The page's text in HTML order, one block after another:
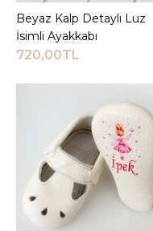
Sepete Ekle
Beyaz Kalp Detaylı Luz
İsimli Ayakkabı
720,00TL